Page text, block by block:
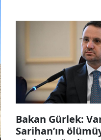
Bakan Gürlek:
Sarihan’ın